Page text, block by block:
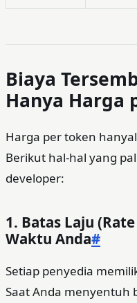
Biaya
Hanya Harga
Harga per token
Berikut hal-hal yang
developer:
1. Batas Laju
Waktu Anda#
Setiap penyedia
Saat Anda menyentuh